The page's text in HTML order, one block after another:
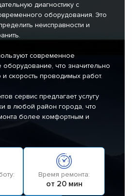
диагностику с
оборудования. Это
неисправности и
современное
что значительно
скорость проводимых работ.
сервис предлагает услугу
в любой район города, что
более комфортным и
Время ремонта:
от 20 мин